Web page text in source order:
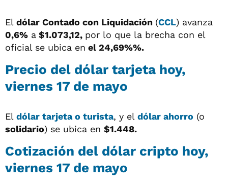
El dólar Contado con Liquidación (CCL) avanza
0,6% a $1.073,12, por lo que la brecha con el
oficial se ubica en el 24,69%%.
Precio del dólar tarjeta hoy,
viernes 17 de mayo
El dólar tarjeta o turista, y el dólar ahorro (o
solidario) se ubica en $1.448.
Cotización del dólar cripto hoy,
viernes 17 de mayo